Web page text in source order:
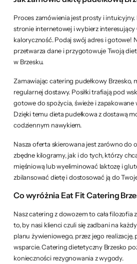
Proces zamówienia jest prosty i intuicyjny.
stronie internetowej i wybierz interesujący
kaloryczność. Podaj swój adres i gotowe!
przetwarza dane i przygotowuje Twoją
w Brzesku.
Zamawiając catering pudełkowy Brzesko,
regularnej dostawy. Posiłki trafiają pod
gotowe do spożycia, świeże i zapakowane
Dzięki temu dieta pudełkowa z dostawą
codziennym nawykiem.
Nasza oferta skierowana jest zarówno do
zbędne kilogramy, jak i do tych, którzy
mięśniową lub wyeliminować laktozę i
zbilansować dietę i dostosować ją do
Co wyróżnia Eat Fit Catering
Nasz catering z dowozem to cała filozofia
to, by nasi klienci czuli się zadbani na
planu żywieniowego, przez jego
wsparcie. Catering dietetyczny Brzesko
konieczności rezygnowania z wygody.